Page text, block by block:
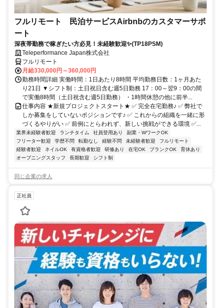
フルリモート 民泊サービスAirbnbのカスタマーサポ
ート
深夜帯勤務で稼ぎたい方必見！未経験歓迎✨(TP18PSM)
Teleperformance Japan株式会社
フルリモート
月給330,000円～360,000円
勤務時間詳細 実働時間：1日あたり8時間 平均勤務日数：1ヶ月あた
り21日 ▼シフト制：土日祝日含む週5日勤務 17：00～翌9：00の間
で実働8時間（土日祝含む週5日勤務） ・1時間休憩の他に前半...
仕事内容 ★新規プロジェクトスタート★ ✅ 完全在宅勤務♪ ✅ 弊社で
しか募集をしていないポジションです♪ ✅ これからの組織を一緒に形
づくるやりがい ✅ 前例にとらわれず、新しい挑戦ができる環境 ✅...
業界未経験者歓迎 ランチタイム 社員登用あり
副業・WワークOK
フリーター歓迎
学歴不問 転勤なし 経験不問 未経験者歓迎
フルリモート
経験者歓迎
ネイルOK 有資格者歓迎 研修あり 在宅OK ブランクOK
育休あり
オープニングスタッフ
長期歓迎 シフト制
同じ企業の求人
正社員